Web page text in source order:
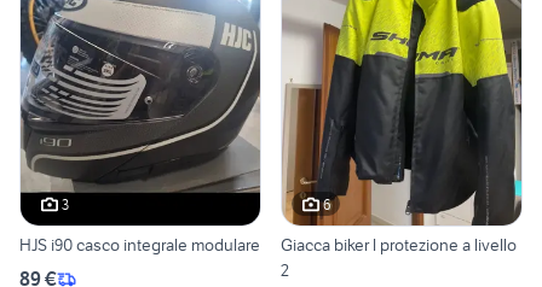
3
HJS i90 casco integrale modulare
89 €
6
Giacca biker l protezione a livello
2